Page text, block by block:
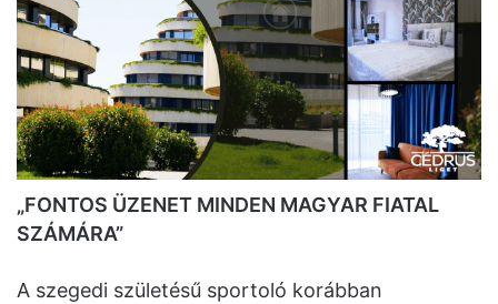
„FONTOS ÜZENET MINDEN MAGYAR FIATAL
SZÁMÁRA”
A szegedi születésű sportoló korábban